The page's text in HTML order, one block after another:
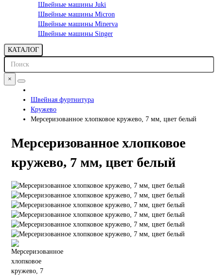
Швейные машины Juki
Швейные машины Micron
Швейные машины Minerva
Швейные машины Singer
КАТАЛОГ
×
Швейная фуртнитура
Кружево
Мерсеризованное хлопковое кружево, 7 мм, цвет белый
Мерсеризованное хлопковое
кружево, 7 мм, цвет белый